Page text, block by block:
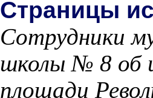
Страницы
Сотрудники
школы № 8 об
площади